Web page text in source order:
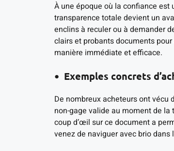
À une époque où la confiance
transparence totale devient un
enclins à reculer ou à demander
clairs et probants documents
manière immédiate et efficace.
Exemples concrets
De nombreux acheteurs ont vécu
non-gage valide au moment de
coup d’œil sur ce document a
venez de naviguer avec brio